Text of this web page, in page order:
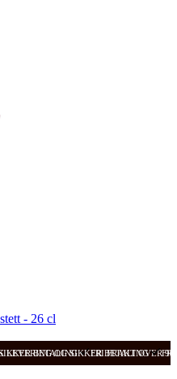
- 26 cl
BETALING FRI FRAKT OVER
LEVERING OG SIKKER BETALING